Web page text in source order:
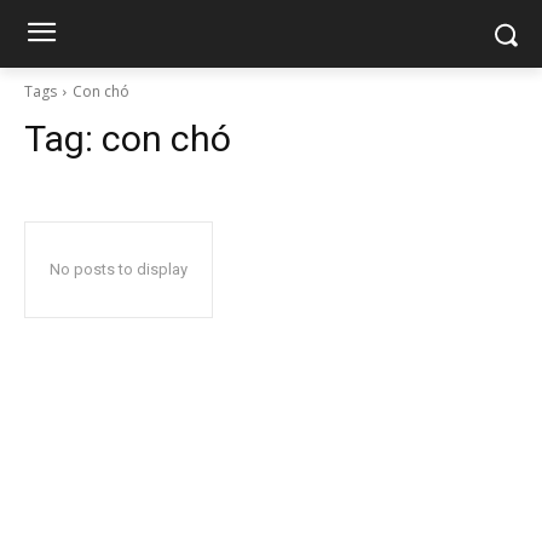
Tags Con chó
Tag: con chó
No posts to display